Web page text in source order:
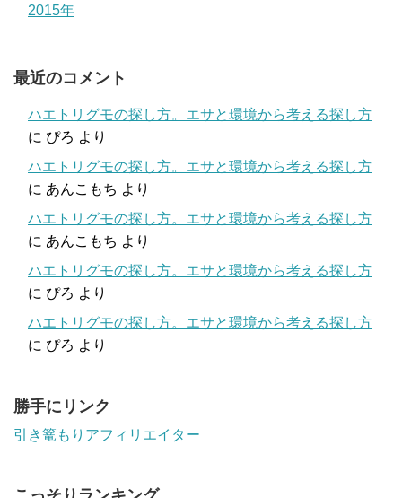
2015年
最近のコメント
ハエトリグモの探し方。エサと環境から考える探し方
に ぴろ より
ハエトリグモの探し方。エサと環境から考える探し方
に あんこもち より
ハエトリグモの探し方。エサと環境から考える探し方
に あんこもち より
ハエトリグモの探し方。エサと環境から考える探し方
に ぴろ より
ハエトリグモの探し方。エサと環境から考える探し方
に ぴろ より
勝手にリンク
引き篭もりアフィリエイター